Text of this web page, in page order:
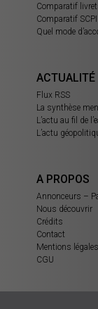
Comparatif
Comparatif SCPI
Quel mode
ACTUALITÉ
Flux RSS
La synthèse
L’actu au fil de
L’actu
A PROPOS
Annonceurs –
Nous découvrir
Crédits
Contact
Mentions légales
CGU